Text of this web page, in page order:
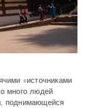
«источниками
много людей.
поднимающейся